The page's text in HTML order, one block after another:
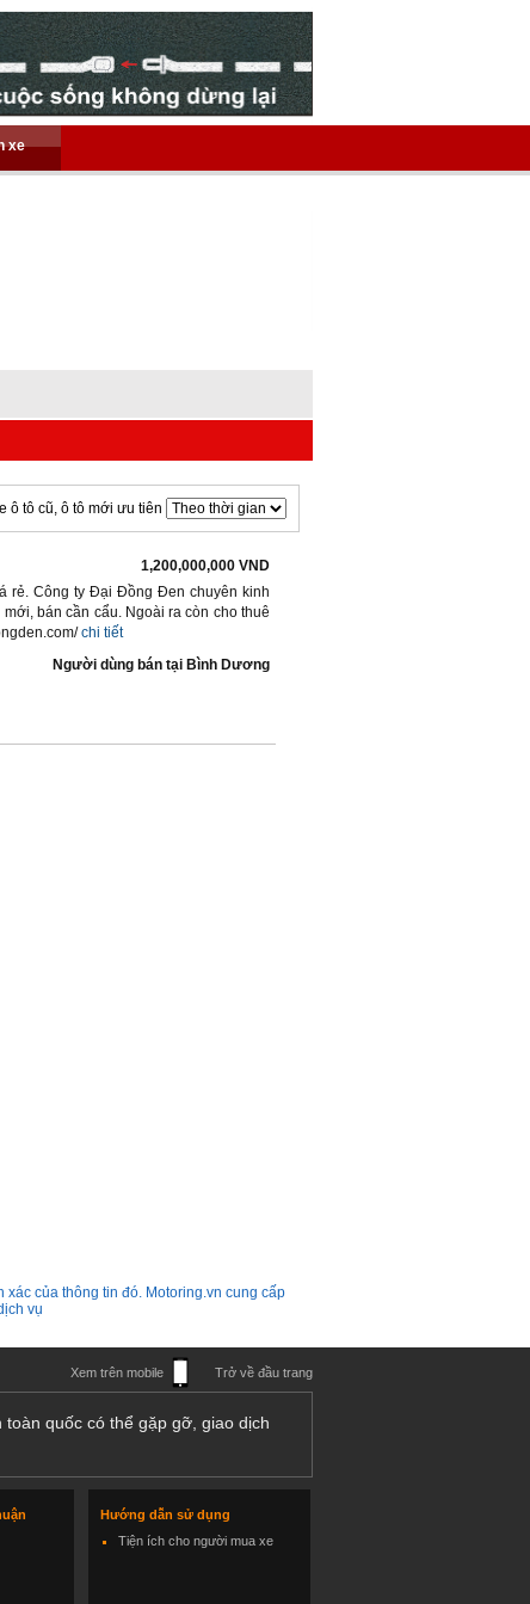
xe
ô tô cũ, ô tô mới ưu tiên
1,200,000,000 VND
rẻ. Công ty Đại Đồng Đen chuyên kinh
bán cần cẩu. Ngoài ra còn cho thuê
chi tiết
Người dùng bán tại Bình Dương
của thông tin đó. Motoring.vn cung cấp
vụ
Xem trên mobile Trở về đầu trang
quốc có thể gặp gỡ, giao dịch
Hướng dẫn sử dụng
Tiện ích cho người mua xe